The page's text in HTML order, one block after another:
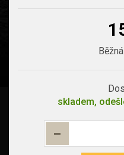
skladem,